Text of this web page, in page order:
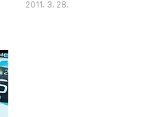
2011. 3. 28.